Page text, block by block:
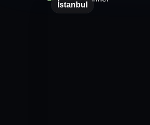
İstanbul